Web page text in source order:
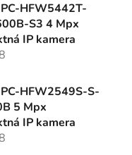
HFW5442T-
S3 4 Mpx
IP kamera
HFW2549S-S-
5 Mpx
IP kamera